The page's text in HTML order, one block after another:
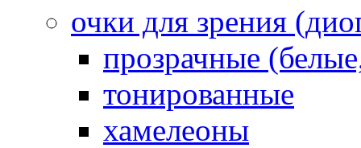
очки для зрения
прозрачные
тонированные
хамелеоны